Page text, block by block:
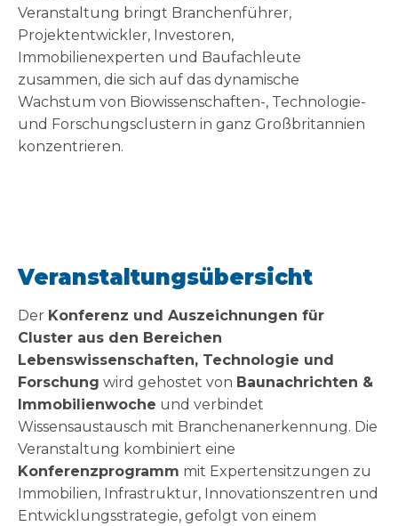
Veranstaltung bringt Branchenführer,
Projektentwickler, Investoren,
Immobilienexperten und Baufachleute
zusammen, die sich auf das dynamische
Wachstum von Biowissenschaften-, Technologie-
und Forschungsclustern in ganz Großbritannien
konzentrieren.
Veranstaltungsübersicht
Der Konferenz und Auszeichnungen für
Cluster aus den Bereichen
Lebenswissenschaften, Technologie und
Forschung wird gehostet von Baunachrichten &
Immobilienwoche und verbindet
Wissensaustausch mit Branchenanerkennung. Die
Veranstaltung kombiniert eine
Konferenzprogramm mit Expertensitzungen zu
Immobilien, Infrastruktur, Innovationszentren und
Entwicklungsstrategie, gefolgt von einem